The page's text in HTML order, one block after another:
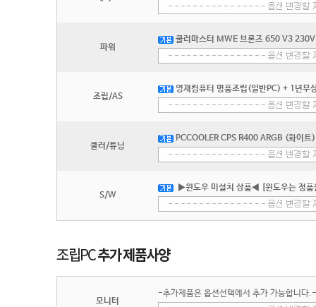
파워
쿨러마스터 MWE 브론즈 650 V3
조립/AS
영재컴퓨터 명품조립(일반PC) + 1년무
쿨러/튜닝
PCCOOLER CPS R400 ARGB (화이트)
S/W
▶윈도우 미설치 상품◀ [윈도우는 정
모니터
-추가제품은 옵션선택에서 추가 가능합니다.-